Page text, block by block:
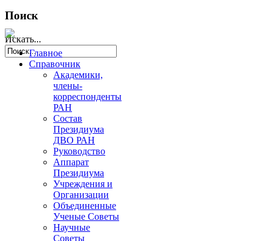
Поиск
Искать...
Главное
Справочник
Академики,
члены-
корреспонденты
РАН
Состав
Президиума
ДВО РАН
Руководство
Аппарат
Президиума
Учреждения и
Организации
Объединенные
Ученые Советы
Научные
Советы